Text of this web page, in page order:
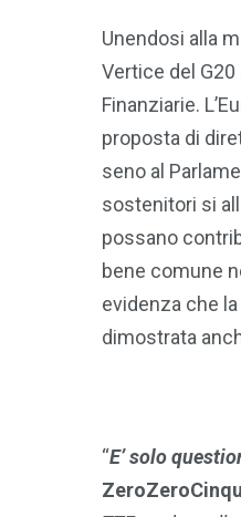
Unendosi alla
Vertice del
Finanziarie.
proposta di
seno al
sostenitori si
possano
bene comune
evidenza che
dimostrata
“E’ solo